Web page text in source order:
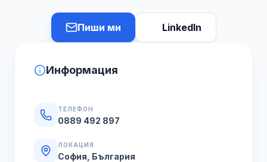
Пиши ми LinkedIn
Информация
ТЕЛЕФОН
0889 492 897
ЛОКАЦИЯ
София, България